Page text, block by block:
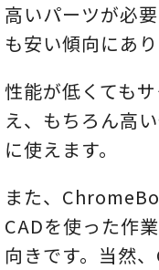
高いパーツが必
も安い傾向にあり
性能が低くても
え、もちろん高
に使えます。
また、
CADを使った作
向きです。当然